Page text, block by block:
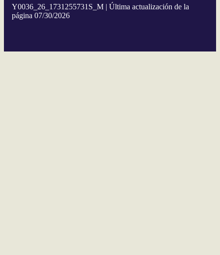
Y0036_26_1731255731S_M | Última actualización de la
página 07/30/2026